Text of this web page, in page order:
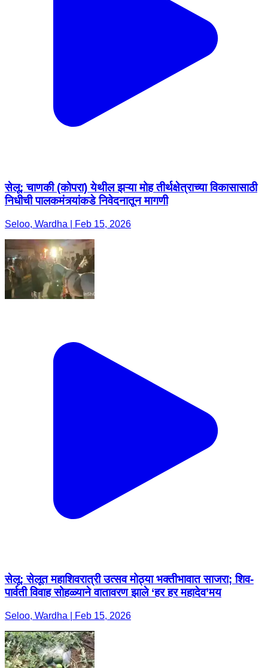
सेलू: चाणकी (कोपरा) येथील झऱ्या मोह तीर्थक्षेत्राच्या विकासासाठी
निधीची पालकमंत्र्यांकडे निवेदनातून मागणी
Seloo, Wardha | Feb 15, 2026
सेलू: सेलूत महाशिवरात्री उत्सव मोठ्या भक्तीभावात साजरा; शिव-
पार्वती विवाह सोहळ्याने वातावरण झाले ‘हर हर महादेव’मय
Seloo, Wardha | Feb 15, 2026